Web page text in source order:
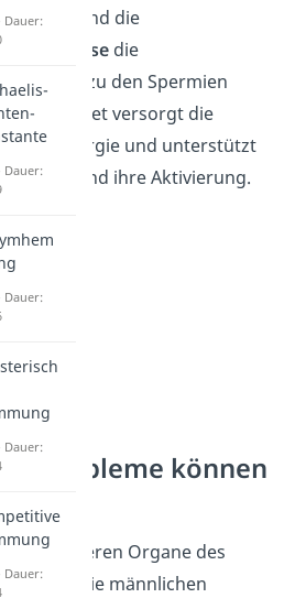
und die
die
zu den Spermien
Sekret versorgt die
mit Energie und unterstützt
und ihre Aktivierung.
Probleme können
alle anderen Organe des
können die männlichen
Dauer:
Dauer:
Dauer:
Dauer:
Dauer: